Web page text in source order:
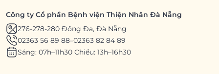
Công ty Cổ phần Bệnh viện Thiện Nhân Đà Nẵng
276-278-280 Đống Đa, Đà Nẵng
02363 56 89 88–02363 82 84 89
Sáng: 07h–11h30 Chiều: 13h–16h30